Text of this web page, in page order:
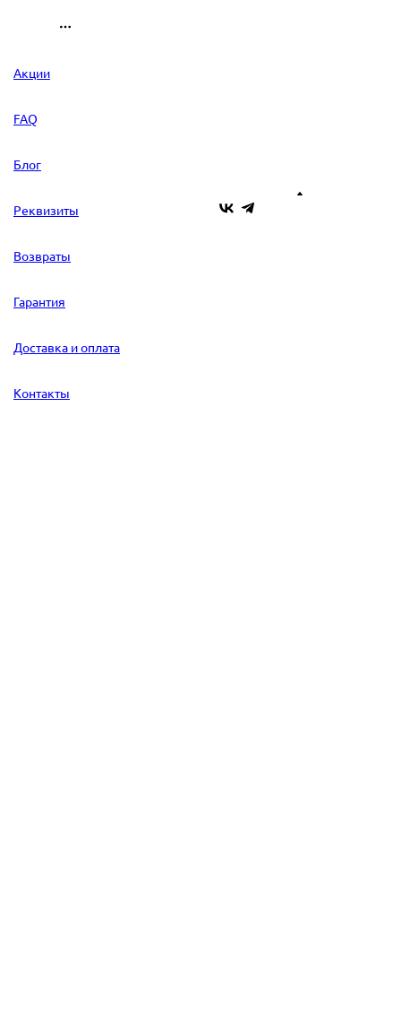
Акции
FAQ
Блог
Реквизиты
Возвраты
Гарантия
Доставка и оплата
Контакты